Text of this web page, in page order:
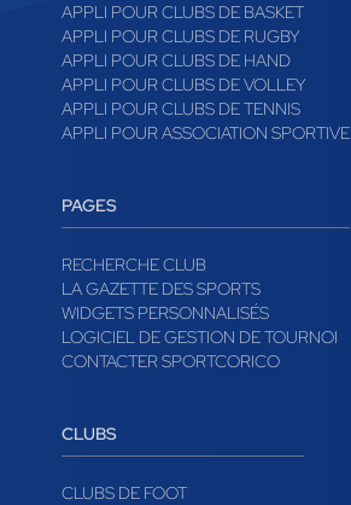
APPLI POUR CLUBS DE BASKET
APPLI POUR CLUBS DE RUGBY
APPLI POUR CLUBS DE HAND
APPLI POUR CLUBS DE VOLLEY
APPLI POUR CLUBS DE TENNIS
APPLI POUR ASSOCIATION SPORTIVE
PAGES
RECHERCHE CLUB
LA GAZETTE DES SPORTS
WIDGETS PERSONNALISÉS
LOGICIEL DE GESTION DE TOURNOI
CONTACTER SPORTCORICO
CLUBS
CLUBS DE FOOT